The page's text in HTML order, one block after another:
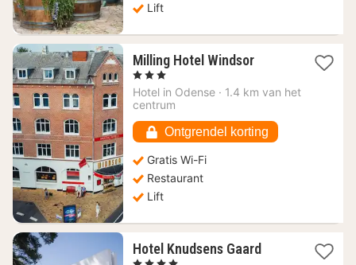
Lift
Milling Hotel Windsor1
vanaf
, 3 Sterren
Hotel in Odense · 1.4 km van het
centrum
Ontgrendel korting
Gratis Wi-Fi
Restaurant
Lift
Hotel Knudsens Gaard1